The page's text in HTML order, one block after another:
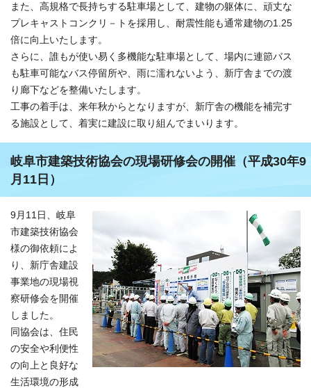
また、高規格で長持ちする駐車場として、建物の躯体に、頑丈な
プレキャストコンクリ－トを採用し、耐震性能も通常建物の1.25
倍に向上いたします。
さらに、誰もが使い易く多機能な駐車場として、場内に連節バス
も駐車可能なバス停留所や、雨に濡れないよう、新庁舎までの渡
り廊下などを整備いたします。
工事の着手は、来年秋からとなりますが、新庁舎の機能を補完す
る施設として、着実に建設に取り組んでまいります。
岐阜市建築技術協会の現場研修会の開催（平成30年9
月11日）
9月11日、岐阜
市建築技術協会
様の御依頼によ
り、新庁舎建設
事業地の現場視
察研修会を開催
しました。
同協会は、住民
の安全や利便性
の向上と良好な
生活環境の形成